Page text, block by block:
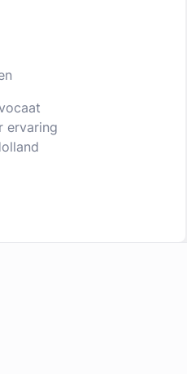
ervaring